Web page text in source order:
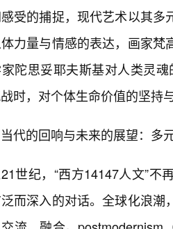
受的捕捉，现代艺术以其
力量与情感的表达，画家
陀思妥耶夫斯基对人类灵
时，对个体生命价值的坚持
代的回响与未来的展望：多
世纪，“西方14147人文”不
而深入的对话。全球化浪